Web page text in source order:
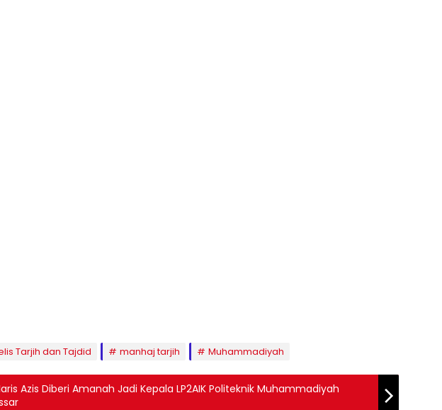
Tarjih dan Tajdid manhaj tarjih Muhammadiyah
Azis Diberi Amanah Jadi Kepala LP2AIK Politeknik Muhammadiyah